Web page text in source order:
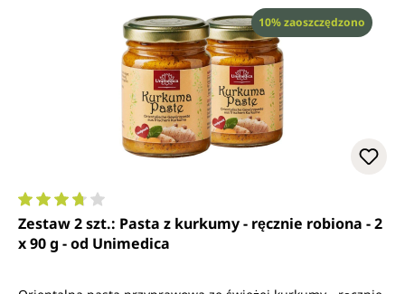
Rabat
10% zaoszczędzono
Średnia ocena 3.7 z 5 gwiazdek
Zestaw 2 szt.: Pasta z kurkumy - ręcznie robiona - 2
x 90 g - od Unimedica